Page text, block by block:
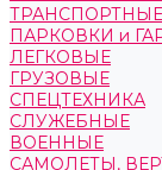
ПАРКОВКИ и
ЛЕГКОВЫЕ
ГРУЗОВЫЕ
СПЕЦТЕХНИКА
СЛУЖЕБНЫЕ
ВОЕННЫЕ
САМОЛЕТЫ,